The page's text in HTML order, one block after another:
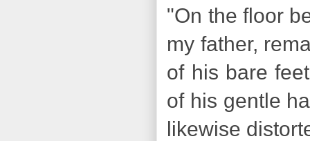
"On the floor
my father,
of his bare
of his gentle
likewise